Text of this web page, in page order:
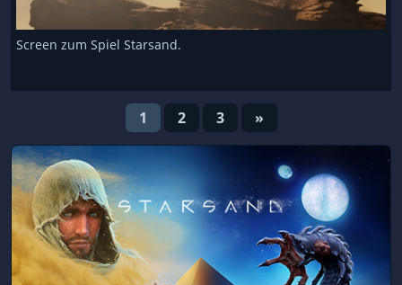
Screen zum Spiel Starsand.
1 2 3 »